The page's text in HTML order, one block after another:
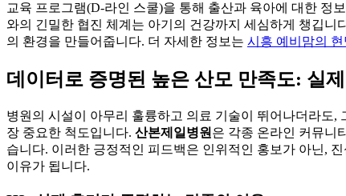
교육 프로그램(D-라인 스쿨)을 통해 출산과 육아에 대한 정
와의 긴밀한 협진 체계는 아기의 건강까지 세심하게 챙깁니
의 환경을 만들어줍니다. 더 자세한 정보는 시흥 예비맘의
데이터로 증명된 높은 산모 만족도: 실
병원의 시설이 아무리 훌륭하고 의료 기술이 뛰어나더라도
장 중요한 척도입니다. 산본제일병원 은 각종 온라인 커뮤니
습니다. 이러한 긍정적인 피드백은 인위적인 홍보가 아닌,
이유가 됩니다.